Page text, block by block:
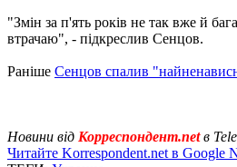
"Змін за п'ять років не так вже й
втрачаю", - підкреслив Сенцов.
Раніше Сенцов спалив
Новини від Корреспондент.netв
Читайте Korrespondent.net в Google